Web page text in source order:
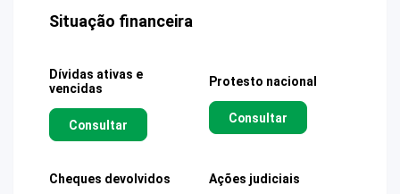
Situação financeira
Dívidas ativas e
vencidas
Consultar
Protesto nacional
Consultar
Cheques devolvidos Ações judiciais